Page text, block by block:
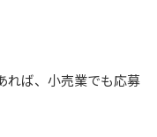
れば、小売業でも応募